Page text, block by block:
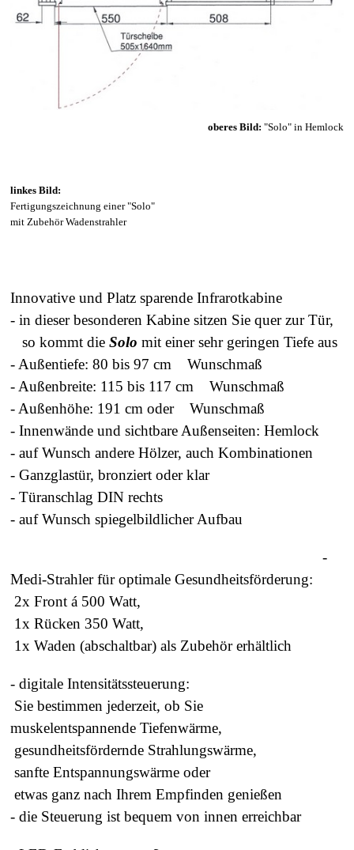
oberes Bild: "Solo" in Hemlock
linkes Bild:
Fertigungszeichnung einer "Solo"
mit Zubehör Wadenstrahler
Innovative und Platz sparende Infrarotkabine
- in dieser besonderen Kabine sitzen Sie quer zur Tür,
so kommt die Solo mit einer sehr geringen Tiefe aus
- Außentiefe: 80 bis 97 cm Wunschmaß
- Außenbreite: 115 bis 117 cm Wunschmaß
- Außenhöhe: 191 cm oder Wunschmaß
- Innenwände und sichtbare Außenseiten: Hemlock
- auf Wunsch andere Hölzer, auch Kombinationen
- Ganzglastür, bronziert oder klar
- Türanschlag DIN rechts
- auf Wunsch spiegelbildlicher Aufbau
-
Medi-Strahler für optimale Gesundheitsförderung:
2x Front á 500 Watt,
1x Rücken 350 Watt,
1x Waden (abschaltbar) als Zubehör erhältlich
- digitale Intensitätssteuerung:
Sie bestimmen jederzeit, ob Sie
muskelentspannende Tiefenwärme,
gesundheitsfördernde Strahlungswärme,
sanfte Entspannungswärme oder
etwas ganz nach Ihrem Empfinden genießen
- die Steuerung ist bequem von innen erreichbar